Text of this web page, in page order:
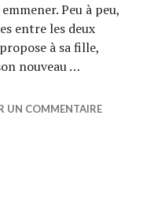
Peu à peu,
entre les deux
à sa fille,
nouveau …
« El ser querido »
UN COMMENTAIRE